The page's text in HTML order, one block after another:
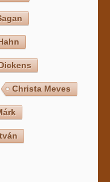
Christa Meves